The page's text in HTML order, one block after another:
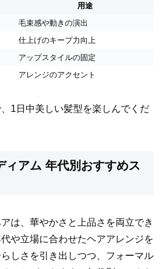
用途
毛束感や動きの演出
仕上げのキープ力向上
アップスタイルの固定
アレンジのアクセント
1日中美しい髪型を楽しんでくだ
ィアム 年代別おすすめス
は、華やかさと上品さを両立でき
や立場に合わせたヘアアレンジを
しさを引き出しつつ、フォーマル